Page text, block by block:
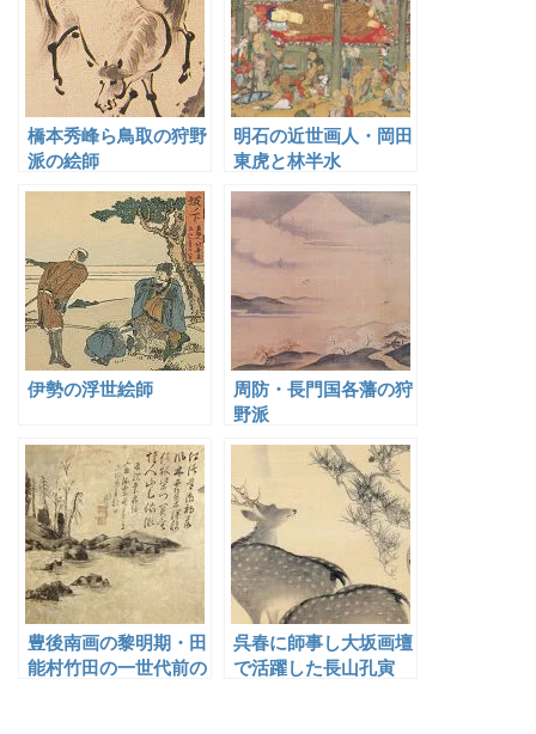
橋本秀峰ら鳥取の狩野
派の絵師
明石の近世画人・岡田
東虎と林半水
伊勢の浮世絵師
周防・長門国各藩の狩
野派
豊後南画の黎明期・田
能村竹田の一世代前の
呉春に師事し大坂画壇
で活躍した長山孔寅